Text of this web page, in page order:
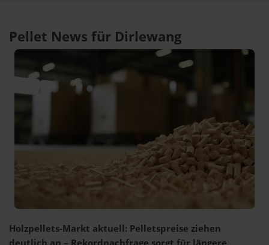
Pellet News für Dirlewang
Holzpellets-Markt aktuell: Pelletspreise ziehen